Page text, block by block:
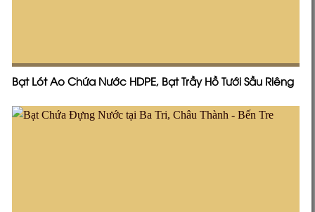
Bạt Lót Ao Chứa Nước HDPE, Bạt Trầy Hồ Tưới Sầu Riêng